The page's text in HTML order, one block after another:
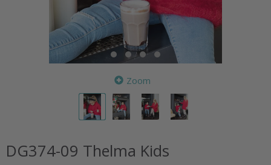
Zoom
DG374-09 Thelma Kids